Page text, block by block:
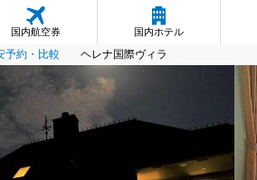
国内航空券 国内ホテル
予約・比較 ヘレナ国際ヴィラ